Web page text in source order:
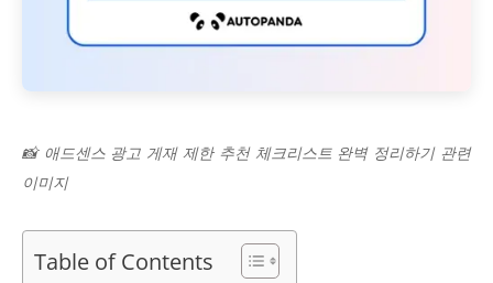
📸 애드센스 광고 게재 제한 추천 체크리스트 완벽 정리하기 관련
이미지
Table of Contents